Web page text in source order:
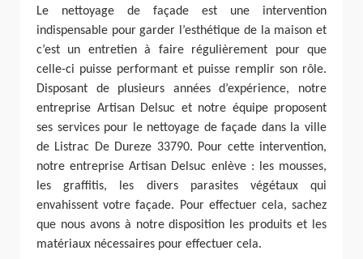
Le nettoyage de façade est une intervention
indispensable pour garder l’esthétique de la maison et
c’est un entretien à faire régulièrement pour que
celle-ci puisse performant et puisse remplir son rôle.
Disposant de plusieurs années d’expérience, notre
entreprise Artisan Delsuc et notre équipe proposent
ses services pour le nettoyage de façade dans la ville
de Listrac De Dureze 33790. Pour cette intervention,
notre entreprise Artisan Delsuc enlève : les mousses,
les graffitis, les divers parasites végétaux qui
envahissent votre façade. Pour effectuer cela, sachez
que nous avons à notre disposition les produits et les
matériaux nécessaires pour effectuer cela.